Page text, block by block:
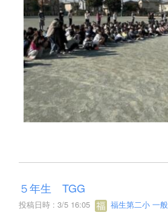
５年生 TGG
投稿日時 : 3/5 16:05 福生第二小 一般